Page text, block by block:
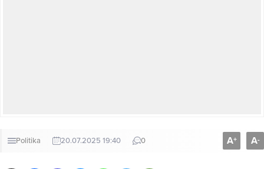
Politika 20.07.2025 19:40 0 A+ A-